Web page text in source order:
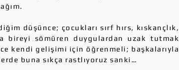
düşünce; çocukları sırf hırs, kıskançlık,
bireyi sömüren duygulardan uzak tutmak
kendi gelişimi için öğrenmeli; başkalarıyla
buna sıkça rastlıyoruz sanki…